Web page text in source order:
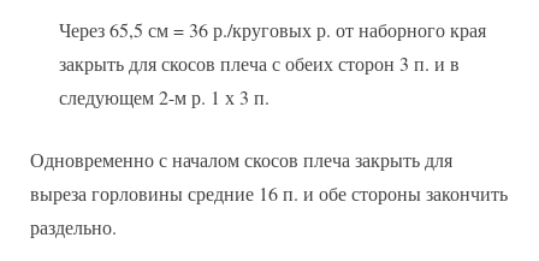
Через 65,5 см = 36 р./круговых р. от наборного края
закрыть для скосов плеча с обеих сторон 3 п. и в
следующем 2-м р. 1 х 3 п.
Одновременно с началом скосов плеча закрыть для
выреза горловины средние 16 п. и обе стороны закончить
раздельно.